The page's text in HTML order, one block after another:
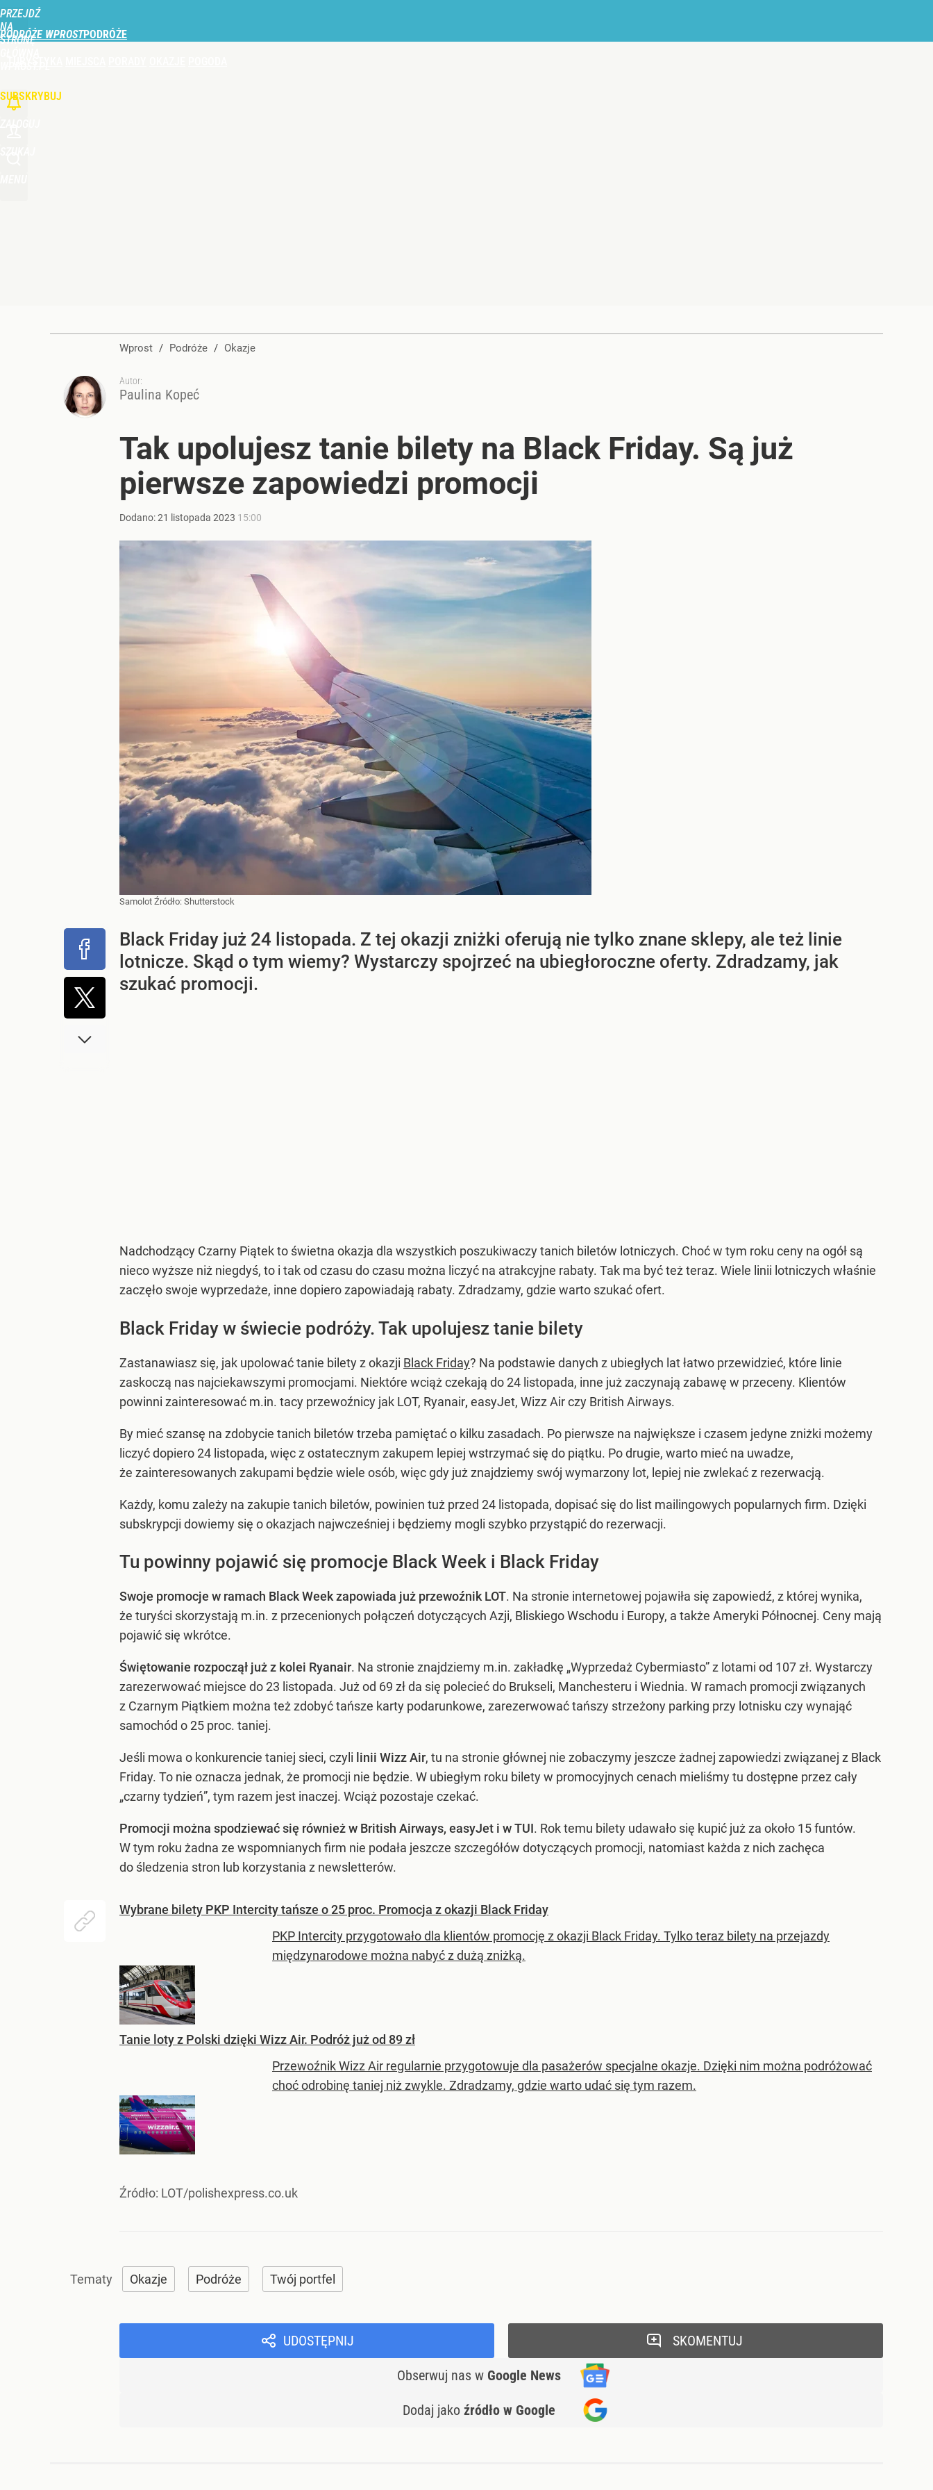
PRZEJDŹ
NA
STRONĘ
PODRÓŻE WPROST
SUBSKRYBUJ
Wprost / Podróże / Okazje
Autor:
Paulina Kopeć
Tak upolujesz tanie bilety na Black Friday. Są już
pierwsze zapowiedzi promocji
Dodano:21 listopada 2023 15:00
Samolot Źródło: Shutterstock
Black Friday już 24 listopada. Z tej okazji zniżki oferują nie tylko znane sklepy, ale też linie
lotnicze. Skąd o tym wiemy? Wystarczy spojrzeć na ubiegłoroczne oferty. Zdradzamy, jak
szukać promocji.
Nadchodzący Czarny Piątek to świetna okazja dla wszystkich poszukiwaczy tanich biletów lotniczych. Choć w tym roku ceny na ogół są
nieco wyższe niż niegdyś, to i tak od czasu do czasu można liczyć na atrakcyjne rabaty. Tak ma być też teraz. Wiele linii lotniczych właśnie
zaczęło swoje wyprzedaże, inne dopiero zapowiadają rabaty. Zdradzamy, gdzie warto szukać ofert.
Black Friday w świecie podróży. Tak upolujesz tanie bilety
Zastanawiasz się, jak upolować tanie bilety z okazji Black Friday? Na podstawie danych z ubiegłych lat łatwo przewidzieć, które linie
zaskoczą nas najciekawszymi promocjami. Niektóre wciąż czekają do 24 listopada, inne już zaczynają zabawę w przeceny. Klientów
powinni zainteresować m.in. tacy przewoźnicy jak LOT, Ryanair, easyJet, Wizz Air czy British Airways.
By mieć szansę na zdobycie tanich biletów trzeba pamiętać o kilku zasadach. Po pierwsze na największe i czasem jedyne zniżki możemy
liczyć dopiero 24 listopada, więc z ostatecznym zakupem lepiej wstrzymać się do piątku. Po drugie, warto mieć na uwadze,
że zainteresowanych zakupami będzie wiele osób, więc gdy już znajdziemy swój wymarzony lot, lepiej nie zwlekać z rezerwacją.
Każdy, komu zależy na zakupie tanich biletów, powinien tuż przed 24 listopada, dopisać się do list mailingowych popularnych firm. Dzięki
subskrypcji dowiemy się o okazjach najwcześniej i będziemy mogli szybko przystąpić do rezerwacji.
Tu powinny pojawić się promocje Black Week i Black Friday
Swoje promocje w ramach Black Week zapowiada już przewoźnik LOT. Na stronie internetowej pojawiła się zapowiedź, z której wynika,
że turyści skorzystają m.in. z przecenionych połączeń dotyczących Azji, Bliskiego Wschodu i Europy, a także Ameryki Północnej. Ceny mają
pojawić się wkrótce.
Świętowanie rozpoczął już z kolei Ryanair. Na stronie znajdziemy m.in. zakładkę „Wyprzedaż Cybermiasto” z lotami od 107 zł. Wystarczy
zarezerwować miejsce do 23 listopada. Już od 69 zł da się polecieć do Brukseli, Manchesteru i Wiednia. W ramach promocji związanych
z Czarnym Piątkiem można też zdobyć tańsze karty podarunkowe, zarezerwować tańszy strzeżony parking przy lotnisku czy wynająć
samochód o 25 proc. taniej.
Jeśli mowa o konkurencie taniej sieci, czyli linii Wizz Air, tu na stronie głównej nie zobaczymy jeszcze żadnej zapowiedzi związanej z Black
Friday. To nie oznacza jednak, że promocji nie będzie. W ubiegłym roku bilety w promocyjnych cenach mieliśmy tu dostępne przez cały
„czarny tydzień”, tym razem jest inaczej. Wciąż pozostaje czekać.
Promocji można spodziewać się również w British Airways, easyJet i w TUI. Rok temu bilety udawało się kupić już za około 15 funtów.
W tym roku żadna ze wspomnianych firm nie podała jeszcze szczegółów dotyczących promocji, natomiast każda z nich zachęca
do śledzenia stron lub korzystania z newsletterów.
Wybrane bilety PKP Intercity tańsze o 25 proc. Promocja z okazji Black Friday
PKP Intercity przygotowało dla klientów promocję z okazji Black Friday. Tylko teraz bilety na przejazdy
międzynarodowe można nabyć z dużą zniżką.
Tanie loty z Polski dzięki Wizz Air. Podróż już od 89 zł
Przewoźnik Wizz Air regularnie przygotowuje dla pasażerów specjalne okazje. Dzięki nim można podróżować
choć odrobinę taniej niż zwykle. Zdradzamy, gdzie warto udać się tym razem.
Źródło: LOT/polishexpress.co.uk
Okazje Podróże Twój portfel
UDOSTĘPNIJ
Obserwuj nas w Google News
Dodaj jako źródło w Google
SKOMENTUJ